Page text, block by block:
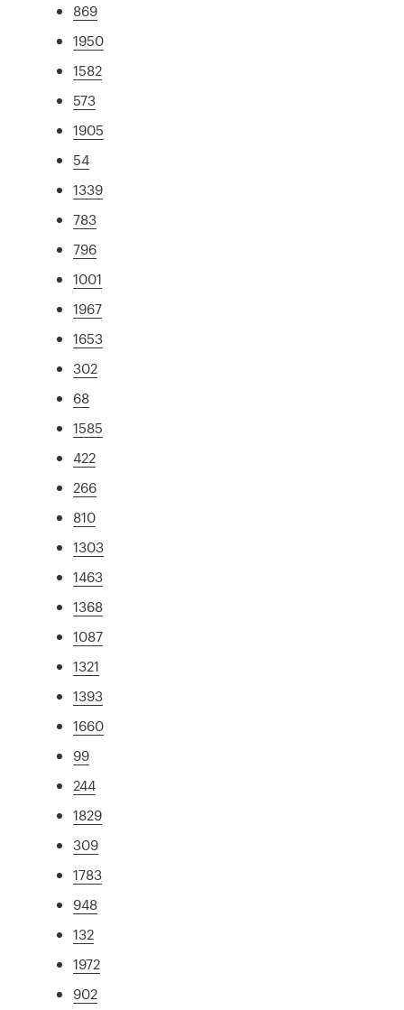
869
1950
1582
573
1905
54
1339
783
796
1001
1967
1653
302
68
1585
422
266
810
1303
1463
1368
1087
1321
1393
1660
99
244
1829
309
1783
948
132
1972
902